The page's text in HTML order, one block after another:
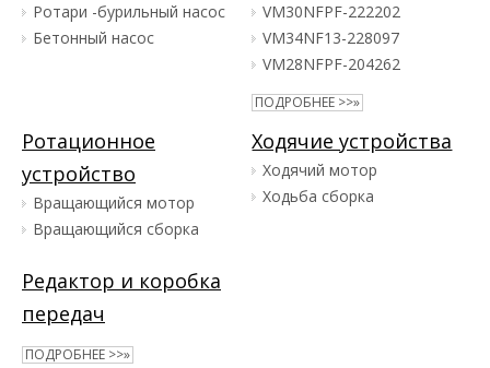
Ротари -бурильный насос
Бетонный насос
VM30NFPF-222202
VM34NF13-228097
VM28NFPF-204262
ПОДРОБНЕЕ >>»
Ротационное
устройство
Вращающийся мотор
Вращающийся сборка
Ходячие устройства
Ходячий мотор
Ходьба сборка
Редактор и коробка
передач
ПОДРОБНЕЕ >>»